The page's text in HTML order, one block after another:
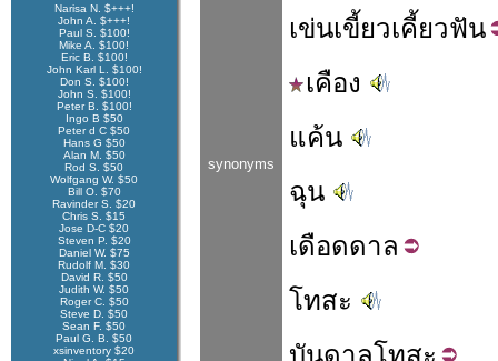
Narisa N. $+++!
John A. $+++!
Paul S. $100!
Mike A. $100!
Eric B. $100!
John Karl L. $100!
Don S. $100!
John S. $100!
Peter B. $100!
Ingo B $50
Peter d C $50
Hans G $50
Alan M. $50
Rod S. $50
Wolfgang W. $50
Bill O. $70
Ravinder S. $20
Chris S. $15
Jose D-C $20
Steven P. $20
Daniel W. $75
Rudolf M. $30
David R. $50
Judith W. $50
Roger C. $50
Steve D. $50
Sean F. $50
Paul G. B. $50
xsinventory $20
synonyms
เข่นเขี้ยวเคี้ยวฟัน
เคือง
แค้น
ฉุน
เดือดดาล
โทสะ
บันดาลโทสะ